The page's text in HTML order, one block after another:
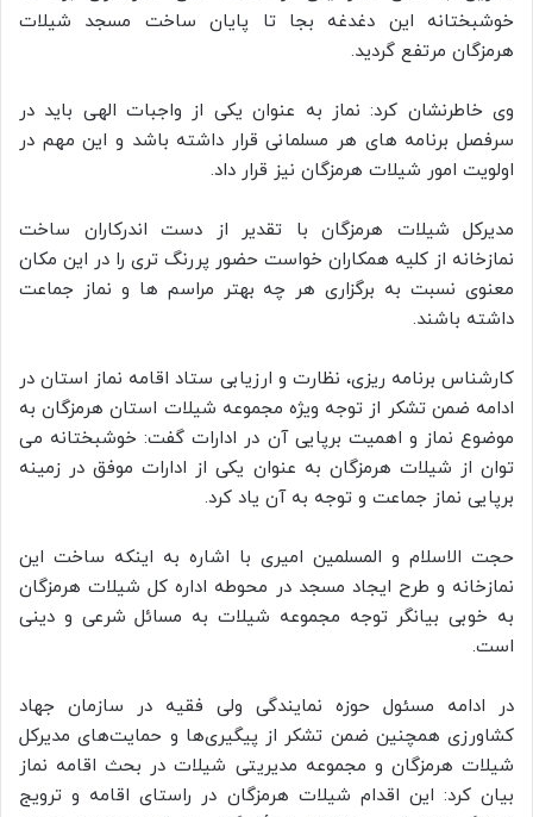
خوشبختانه این دغدغه بجا تا پایان ساخت مسجد شیلات
هرمزگان مرتفع گردید.
وی خاطرنشان کرد: نماز به عنوان یکی از واجبات الهی باید در
سرفصل برنامه های هر مسلمانی قرار داشته باشد و این مهم در
اولویت امور شیلات هرمزگان نیز قرار داد.
مدیرکل شیلات هرمزگان با تقدیر از دست اندركاران ساخت
نمازخانه از كلیه همكاران خواست حضور پررنگ تری را در این مكان
معنوی نسبت به برگزاری هر چه بهتر مراسم ها و نماز جماعت
داشته باشند.
کارشناس برنامه ریزی، نظارت و ارزیابی ستاد اقامه نماز استان در
ادامه ضمن تشکر از توجه ویژه مجموعه شیلات استان هرمزگان به
موضوع نماز و اهمیت برپایی آن در ادارات گفت: خوشبختانه می
توان از شیلات هرمزگان به عنوان یکی از ادارات موفق در زمینه
برپایی نماز جماعت و توجه به آن یاد کرد.
حجت الاسلام و المسلمین امیری با اشاره به اینکه ساخت این
نمازخانه و طرح ایجاد مسجد در محوطه اداره کل شیلات هرمزگان
به خوبی بیانگر توجه مجموعه شیلات به مسائل شرعی و دینی
است.
در ادامه مسئول حوزه نمايندگی ولی فقيه در سازمان جهاد
کشاورزی همچنین ضمن تشکر از پیگیری‌ها و حمایت‌های مدیرکل
شیلات هرمزگان و مجموعه مدیریتی شیلات در بحث اقامه نماز
بیان کرد: این اقدام شیلات هرمزگان در راستای اقامه و ترویج